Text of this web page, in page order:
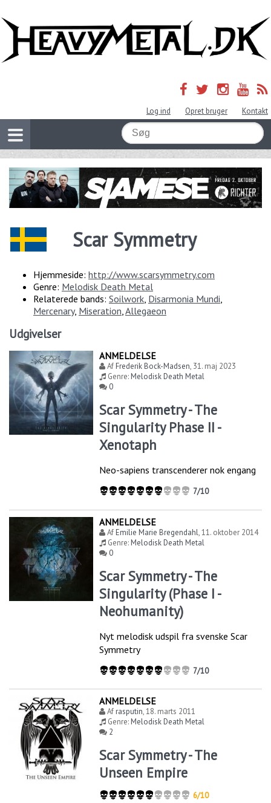
Log ind Opret bruger Kontakt
Scar Symmetry
Hjemmeside: http://www.scarsymmetry.com
Genre: Melodisk Death Metal
Relaterede bands: Soilwork Disarmonia Mundi
Mercenary, Miseration Allegaeon
Udgivelser
ANMELDELSE
AfFrederik Bock-Madsen, 31. maj 2023
Genre:Melodisk Death Metal
0
Scar Symmetry - The
Singularity Phase II -
Xenotaph
Neo-sapiens transcenderer nok engang
7/10
ANMELDELSE
AfEmilie Marie Bregendahl,11. oktober 2014
Genre:Melodisk Death Metal
0
Scar Symmetry - The
Singularity (Phase I -
Neohumanity)
Nyt melodisk udspil fra svenske Scar
Symmetry
7/10
ANMELDELSE
Afrasputin,18. marts 2011
Genre:Melodisk Death Metal
2
Scar Symmetry - The
Unseen Empire
6/10